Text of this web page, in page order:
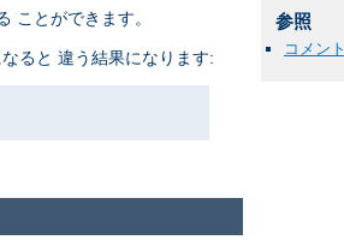
参照
コメント
ことができます。
ると 違う結果になります: